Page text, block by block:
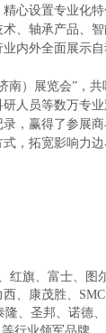
心设置专业化
、轴承产品、
内外全面展示
南）展览会”，
人员等数万专
，赢得了参展商
，拓宽影响力
红旗、富士、图
、 康茂胜、 SMC
、圣邦、诺德